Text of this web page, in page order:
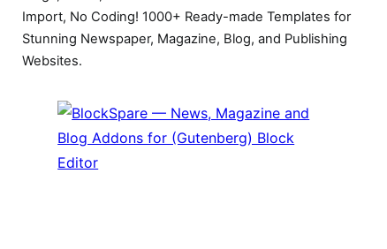
Import, No Coding! 1000+ Ready-made Templates for
Stunning Newspaper, Magazine, Blog, and Publishing
Websites.